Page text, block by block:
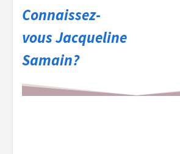
Connaissez-
vous Jacqueline
Samain?